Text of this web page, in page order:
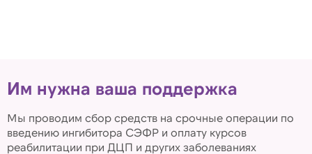
Им нужна ваша поддержка
Мы проводим сбор средств на срочные операции по
введению ингибитора СЭФР и оплату курсов
реабилитации при ДЦП и других заболеваниях